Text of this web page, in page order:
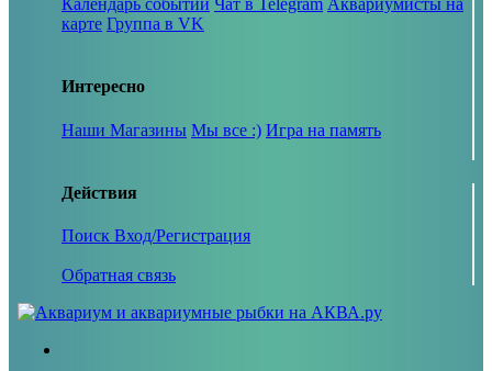
Календарь событий Чат в Telegram Аквариумисты на
карте Группа в VK
Интересно
Наши Магазины Мы все :) Игра на память
Действия
Поиск Вход/Регистрация
Обратная связь